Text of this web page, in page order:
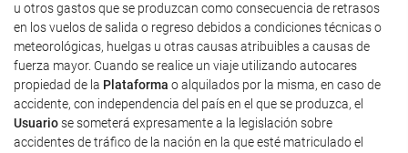
u otros gastos que se produzcan como consecuencia de retrasos
en los vuelos de salida o regreso debidos a condiciones técnicas o
meteorológicas, huelgas u otras causas atribuibles a causas de
fuerza mayor. Cuando se realice un viaje utilizando autocares
propiedad de la Plataforma o alquilados por la misma, en caso de
accidente, con independencia del país en el que se produzca, el
Usuariose someterá expresamente a la legislación sobre
accidentes de tráfico de la nación en la que esté matriculado el